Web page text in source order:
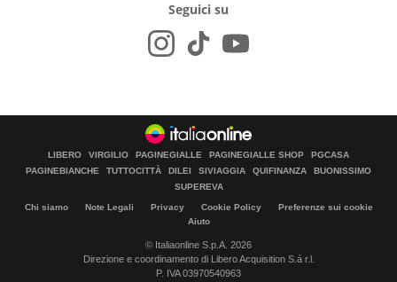
Seguici su
LIBERO VIRGILIO PAGINEGIALLE PAGINEGIALLE SHOP
PGCASA
PAGINEBIANCHE
TUTTOCITTÀ DILEI SIVIAGGIA QUIFINANZA
BUONISSIMO
SUPEREVA
Chi siamo Note Legali Privacy Cookie Policy
Preferenze sui cookie
Aiuto
© Italiaonline S.p.A. 2026
Direzione e coordinamento di Libero Acquisition S.á r.l.
P. IVA 03970540963